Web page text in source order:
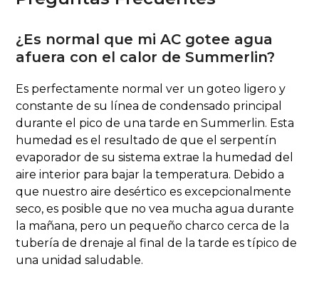
¿Es normal que mi AC gotee agua
afuera con el calor de Summerlin?
Es perfectamente normal ver un goteo ligero y
constante de su línea de condensado principal
durante el pico de una tarde en Summerlin. Esta
humedad es el resultado de que el serpentín
evaporador de su sistema extrae la humedad del
aire interior para bajar la temperatura. Debido a
que nuestro aire desértico es excepcionalmente
seco, es posible que no vea mucha agua durante
la mañana, pero un pequeño charco cerca de la
tubería de drenaje al final de la tarde es típico de
una unidad saludable.